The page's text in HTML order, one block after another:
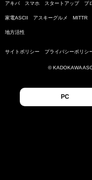
アキバ スマホ スタートアップ プ
家電ASCII アスキーグルメ MITTR
地方活性
サイトポリシー プライバシーポリシ
© KADOKAWA
PC